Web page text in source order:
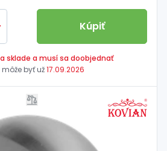
Kúpiť
sklade a musí sa doobjednať
môže byť už17.09.2026